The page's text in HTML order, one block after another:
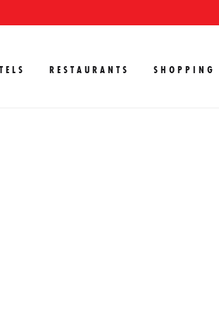
RESTAURANTS SHOPPING